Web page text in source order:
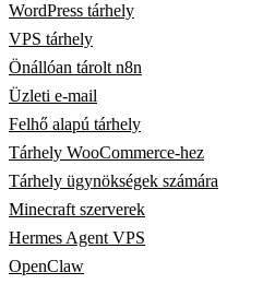
WordPress tárhely
VPS tárhely
Önállóan tárolt n8n
Üzleti e-mail
Felhő alapú tárhely
Tárhely WooCommerce-hez
Tárhely ügynökségek számára
Minecraft szerverek
Hermes Agent VPS
OpenClaw